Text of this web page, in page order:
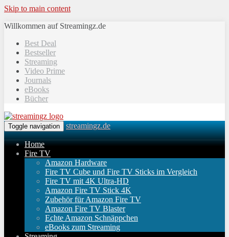
Skip to main content
Willkommen auf Streamingz.de
Best Deal
Bestseller
Streaming
Video Prime
Journals
eBooks
Bücher
Toggle navigation streamingz.de
Home
Fire TV
Amazon Hardware
Fire TV Cube und Fire TV Sticks im Vergleich
Fire TV mit 4K Ultra-HD
Amazon Fire TV Stick 4K
Zubehör für Amazon Fire TV
Amazon Fire TV Blaster
Echte Amazon Schnäppchen
eBooks zum Streaming